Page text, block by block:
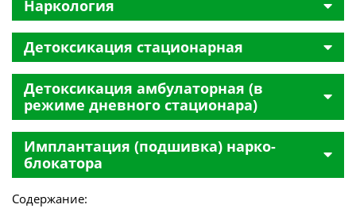
Наркология
Детоксикация стационарная
Детоксикация амбулаторная (в
режиме дневного стационара)
Имплантация (подшивка) нарко-
блокатора
Содержание: